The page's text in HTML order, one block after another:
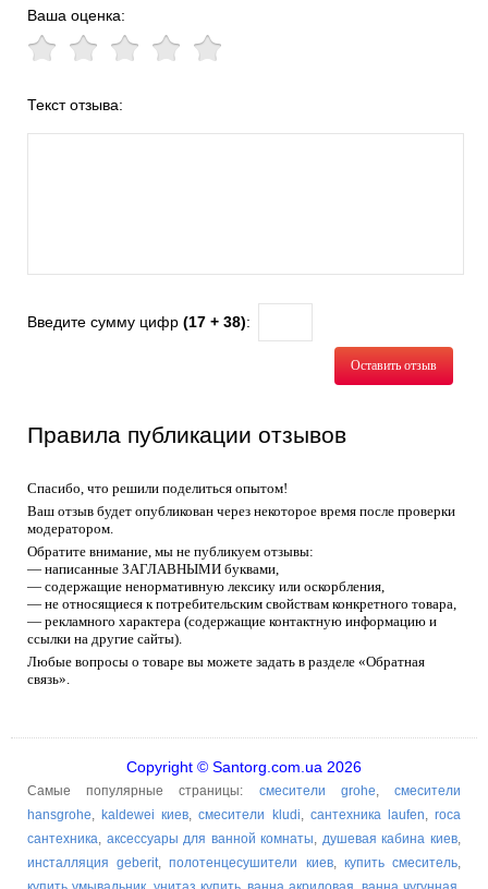
Ваша оценка:
Текст отзыва:
Введите сумму цифр (17 + 38):
Оставить отзыв
Правила публикации отзывов
Спасибо, что решили поделиться опытом!
Ваш отзыв будет опубликован через некоторое время после проверки
модератором.
Обратите внимание, мы не публикуем отзывы:
— написанные ЗАГЛАВНЫМИ буквами,
— содержащие ненормативную лексику или оскорбления,
— не относящиеся к потребительским свойствам конкретного товара,
— рекламного характера (содержащие контактную информацию и
ссылки на другие сайты).
Любые вопросы о товаре вы можете задать в разделе «Обратная
связь».
Copyright © Santorg.com.ua 2026
Самые популярные страницы: смесители grohe,смесители
hansgrohe, kaldewei киев,смесители kludi, сантехника laufen,roca
сантехника, аксессуары для ванной комнаты, душевая кабина киев,
инсталляция geberit,полотенцесушители киев, купить смеситель,